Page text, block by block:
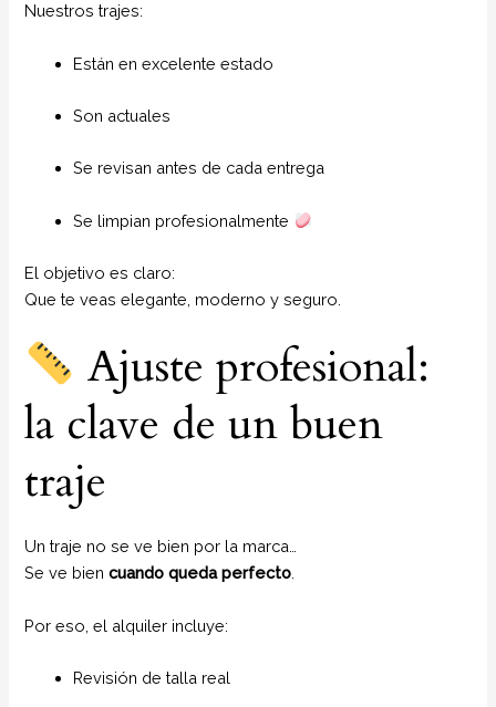
Nuestros trajes:
Están en excelente estado
Son actuales
Se revisan antes de cada entrega
Se limpian profesionalmente
El objetivo es claro:
Que te veas elegante, moderno y seguro.
Ajuste profesional:
la clave de un buen
traje
Un traje no se ve bien por la marca…
Se ve biencuando queda perfecto
Por eso, el alquiler incluye:
Revisión de talla real